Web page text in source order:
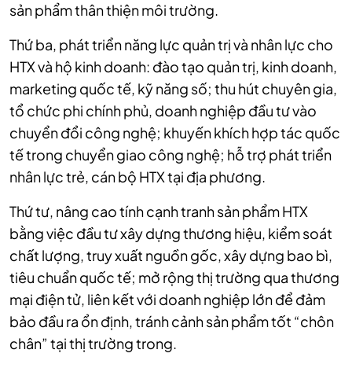
sản phẩm thân thiện môi trường.
Thứ ba, phát triển năng lực quản trị và nhân lực cho
HTX và hộ kinh doanh: đào tạo quản trị, kinh doanh,
marketing quốc tế, kỹ năng số; thu hút chuyên gia,
tổ chức phi chính phủ, doanh nghiệp đầu tư vào
chuyển đổi công nghệ; khuyến khích hợp tác quốc
tế trong chuyển giao công nghệ; hỗ trợ phát triển
nhân lực trẻ, cán bộ HTX tại địa phương.
Thứ tư, nâng cao tính cạnh tranh sản phẩm HTX
bằng việc đầu tư xây dựng thương hiệu, kiểm soát
chất lượng, truy xuất nguồn gốc, xây dựng bao bì,
tiêu chuẩn quốc tế; mở rộng thị trường qua thương
mại điện tử, liên kết với doanh nghiệp lớn để đảm
bảo đầu ra ổn định, tránh cảnh sản phẩm tốt “chôn
chân” tại thị trường trong.